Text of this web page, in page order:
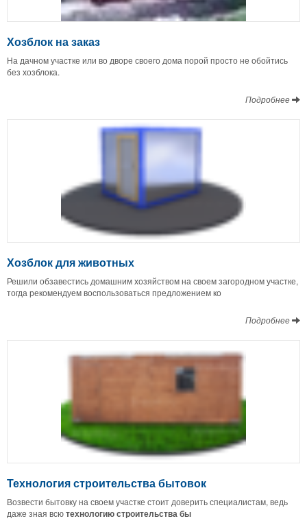
Хозблок на заказ
На дачном участке или во дворе своего дома порой просто не обойтись
без хозблока.
Подробнее
Хозблок для животных
Решили обзавестись домашним хозяйством на своем загородном участке,
тогда рекомендуем воспользоваться предложением ко
Подробнее
Технология строительства бытовок
Возвести бытовку на своем участке стоит доверить специалистам, ведь
даже зная всютехнологию строительства бы